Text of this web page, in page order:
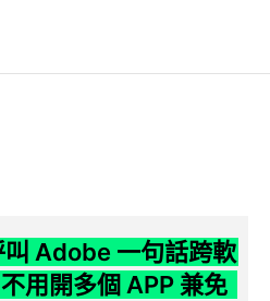
Adobe 一句話跨軟
用開多個 APP 兼免